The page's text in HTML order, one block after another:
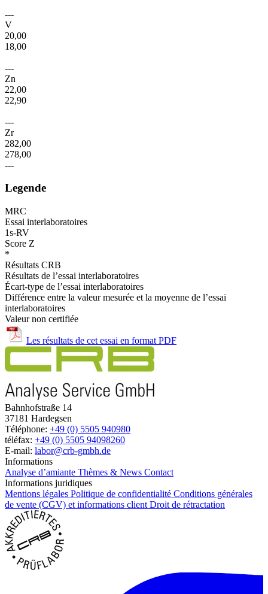
---
V
20,00
18,00
---
Zn
22,00
22,90
---
Zr
282,00
278,00
---
Legende
MRC
Essai interlaboratoires
1s-RV
Score Z
*
Résultats CRB
Résultats de l’essai interlaboratoires
Écart-type de l’essai interlaboratoires
Différence entre la valeur mesurée et la moyenne de l’essai
interlaboratoires
Valeur non certifiée
Les résultats de cet essai en format PDF
Bahnhofstraße 14
37181 Hardegsen
Téléphone: +49 (0) 5505 940980
téléfax: +49 (0) 5505 94098260
E-mail: labor@crb-gmbh.de
Informations
Analyse d’amiante Thèmes & News Contact
Informations juridiques
Mentions légales Politique de confidentialité Conditions générales
de vente (CGV) et informations client Droit de rétractation